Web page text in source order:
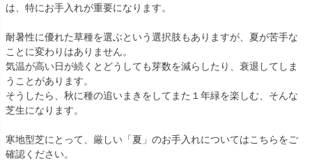
は、特にお手入れが重要になります。
耐暑性に優れた草種を選ぶという選択肢もありますが、夏が苦手な
ことに変わりはありません。
気温が高い日が続くとどうしても芽数を減らしたり、衰退してしま
うことがあります。
そうしたら、秋に種の追いまきをしてまた１年緑を楽しむ、そんな
芝生になります。
寒地型芝にとって、厳しい「夏」のお手入れについてはこちらをご
確認ください。